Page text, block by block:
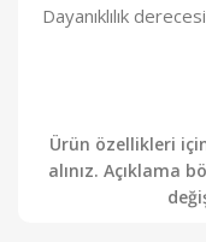
Dayanıklılık
Ürün özellikleri
alınız. Açıklama